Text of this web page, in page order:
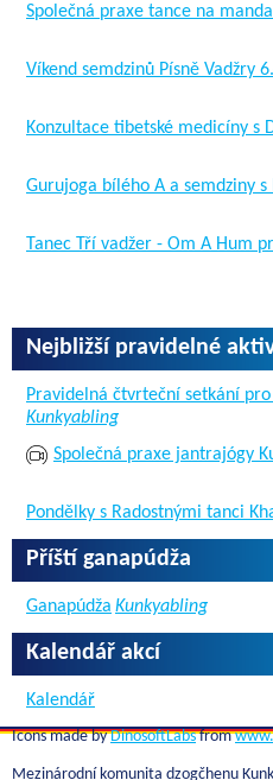
Společná praxe tance na
Víkend semdzinů Písně Vadžry
Konzultace tibetské medicíny s
Gurujoga bílého A a semdziny s
Tanec Tří vadžer - Om A Hum
Nejbližší pravidelné
Pravidelná čtvrteční setkání
Kunkyabling
Společná praxe jantrajógy
Pondělky s Radostnými tanci
Příští ganapúdža
Ganapúdža Kunkyabling
Kalendář akcí
Kalendář
Icons made byDinosoftLabsfrom
Mezinárodní komunita dzogčhenu